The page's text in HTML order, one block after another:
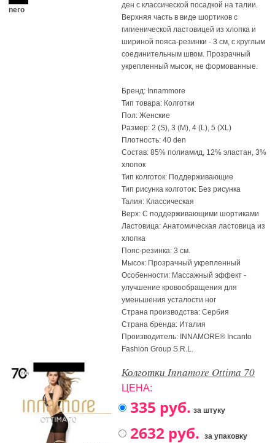
nero
ден с классической посадкой на талии.
Верхняя часть в виде шортиков с
гигиенической ластовицей из хлопка и
шириной пояса-резинки - 3 см, с круглым
соединительным швом. Прозрачный
укрепленный мысок, не формованные.
Бренд: Innammore
Тип товара: Колготки
Пол: Женские
Размер: 2 (S), 3 (M), 4 (L), 5 (XL)
Плотность: 40 den
Состав: 85% полиамид, 12% эластан, 3%
хлопок
Тип колготок: Поддерживающие
Тип рисунка колготок: Без рисунка
Талия: Классическая
Верх: С поддерживающими шортиками
Ластовица: Анатомическая ластовица из
хлопка
Пояс-резинка: 3 см.
Мысок: Прозрачный укрепленный
Особенности: Массажный эффект -
улучшение кровообращения для
уменьшения усталости ног
Страна производства: Сербия
Страна бренда: Италия
Производитель: INNAMORE® Incanto
Fashion Group S.R.L.
Колготки Innamore Ottima 70
ЦЕНА:
за штуку
за упаковку